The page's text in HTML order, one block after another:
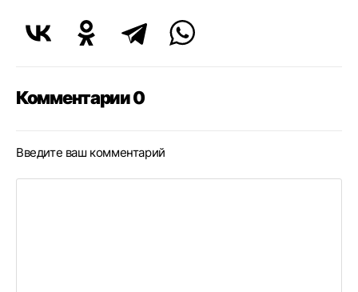
Комментарии 0
Введите ваш комментарий